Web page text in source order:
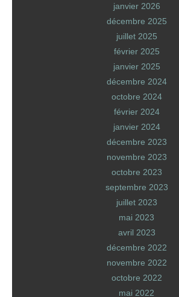
janvier 2026
décembre 2025
juillet 2025
février 2025
janvier 2025
décembre 2024
octobre 2024
février 2024
janvier 2024
décembre 2023
novembre 2023
octobre 2023
septembre 2023
juillet 2023
mai 2023
avril 2023
décembre 2022
novembre 2022
octobre 2022
mai 2022